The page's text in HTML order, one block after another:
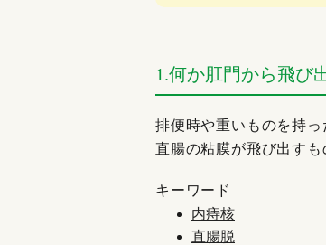
1.何か肛門から飛び
排便時や重いものを持
直腸の粘膜が飛び出す
キーワード
内痔核
直腸脱